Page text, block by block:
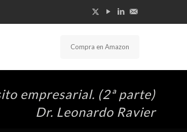
Compra en Amazon
empresarial. (2ª parte)
Dr. Leonardo Ravier